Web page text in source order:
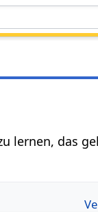
lernen, das